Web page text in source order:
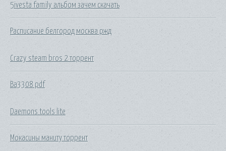
5ivesta family альбом зачем скачать
Расписание белгород москва ржд
Crazy steam bros 2 торрент
Ba3308 pdf
Daemons tools lite
Мокасины маниту торрент